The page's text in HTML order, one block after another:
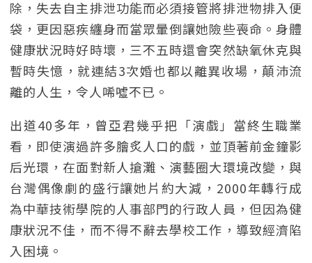
除，失去自主排泄功能而必須接管將排泄物排入便
袋，更因惡疾纏身而當眾暈倒讓她險些喪命。身體
健康狀況時好時壞，三不五時還會突然缺氧休克與
暫時失憶，就連結3次婚也都以離異收場，顛沛流
離的人生，令人唏噓不已。
出道40多年，曾亞君幾乎把「演戲」當終生職業
看，即使演過許多膾炙人口的戲，並頂著前金鐘影
后光環，在面對新人搶灘、演藝圈大環境改變，與
台灣偶像劇的盛行讓她片約大減，2000年轉行成
為中華技術學院的人事部門的行政人員，但因為健
康狀況不佳，而不得不辭去學校工作，導致經濟陷
入困境。